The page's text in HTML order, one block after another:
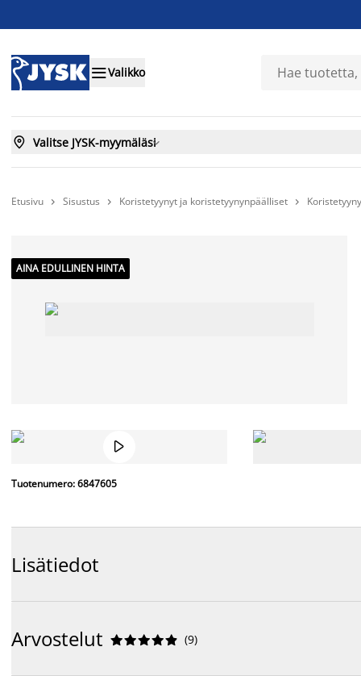
Valikko
 Valitse JYSK-myymäläsi
Etusivu  Sisustus  Koristetyynyt ja koristetyynynpäälliset 
AINA EDULLINEN HINTA

Tuotenumero: 6847605
Lisätiedot
Arvostelut 




 (9)